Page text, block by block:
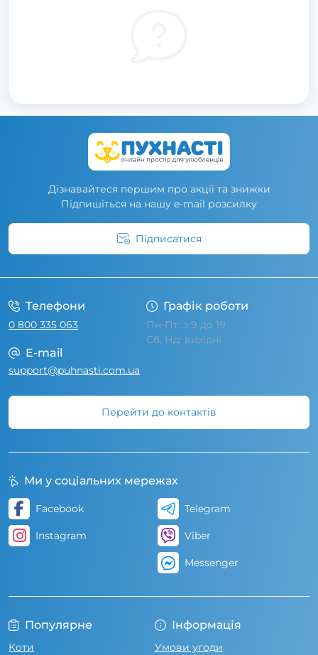
Дізнавайтеся першим про акції та знижки
Підпишіться на нашу e-mail розсилку
Підписатися
Телефони
0 800 335 063
Графік роботи
Пн-Пт: з 9 до 19
Сб, Нд: вихідні
E-mail
support@puhnasti.com.ua
Перейти до контактів
Популярне
Коти
Інформація
Умови угоди
Ми у соціальних мережах
Facebook
Instagram
Telegram
Viber
Messenger